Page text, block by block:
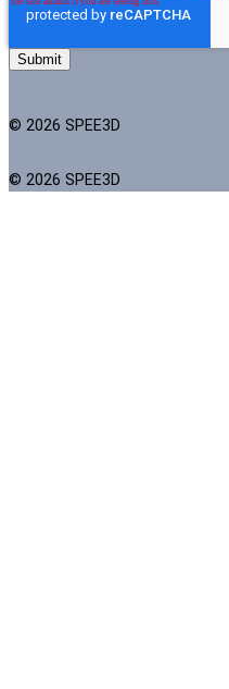
© 2026 SPEE3D
© 2026 SPEE3D